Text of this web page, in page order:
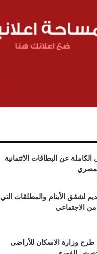
عن البطاقات الائتمانية
لشقق الأيتام والمطلقات التي
الاجتماعي
وزارة الاسكان للأراضى